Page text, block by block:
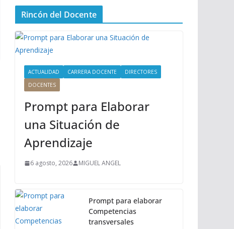
n
P
i
Rincón del Docente
ACTUALIDAD CARRERA DOCENTE
DIRECTORES
DOCENTES
Prompt para Elaborar
una Situación de
Aprendizaje
6 agosto, 2026 MIGUEL ANGEL
Prompt para elaborar
Competencias
transversales